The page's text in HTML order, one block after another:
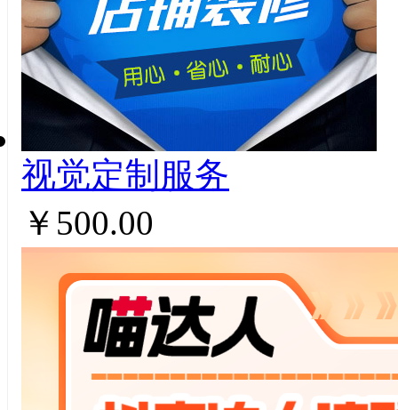
视觉定制服务
￥500.00